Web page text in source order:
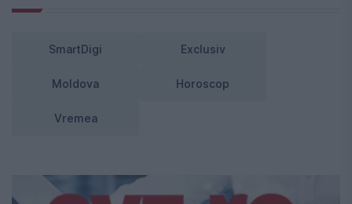
SmartDigi Exclusiv
Moldova Horoscop
Vremea